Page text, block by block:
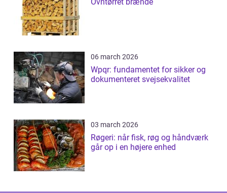
06 march 2026
Wpqr: fundamentet for sikker og
dokumenteret svejsekvalitet
03 march 2026
Røgeri: når fisk, røg og håndværk
går op i en højere enhed